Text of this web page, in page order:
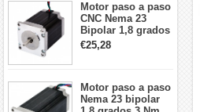
Motor paso a paso
CNC Nema 23
Bipolar 1,8 grados
1,9 Nm 3A 3,36 V
57x57x76mm 4
€25,28
Motor paso a paso
Nema 23 bipolar